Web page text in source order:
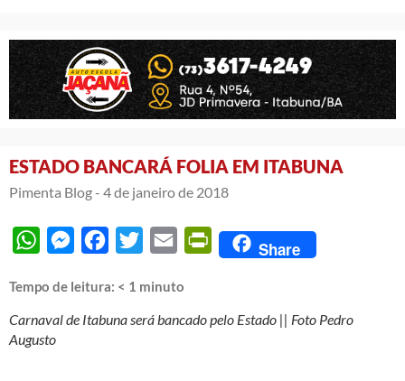
ESTADO BANCARÁ FOLIA EM ITABUNA
Pimenta Blog - 4 de janeiro de 2018
WhatsAppMessengerFacebook
Twitter Email PrintFriendly
Share
Tempo de leitura: < 1 minuto
Carnaval de Itabuna será bancado pelo Estado || Foto Pedro
Augusto